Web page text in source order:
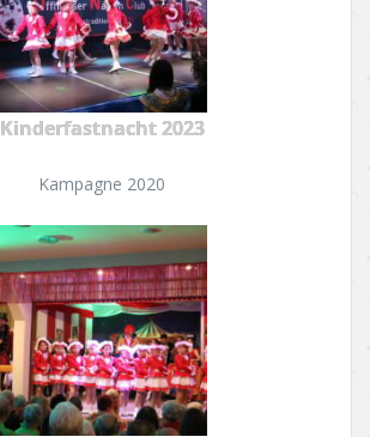
Kinderfastnacht 2023
Kampagne 2020